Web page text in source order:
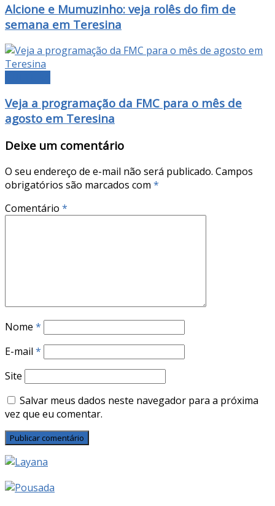
Alcione e Mumuzinho: veja rolês do fim de
semana em Teresina
Veja a programação da FMC para o mês de
agosto em Teresina
Deixe um comentário
O seu endereço de e-mail não será publicado. Campos
obrigatórios são marcados com *
Comentário *
Nome *
E-mail *
Site
Salvar meus dados neste navegador para a próxima
vez que eu comentar.